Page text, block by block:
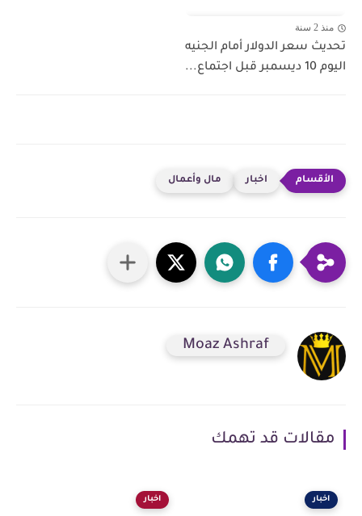
منذ 2 سنة
تحديث سعر الدولار أمام الجنيه
اليوم 10 ديسمبر قبل اجتماع...
اخبار مال وأعمال
Moaz Ashraf
مقالات قد تهمك
اخبار اخبار